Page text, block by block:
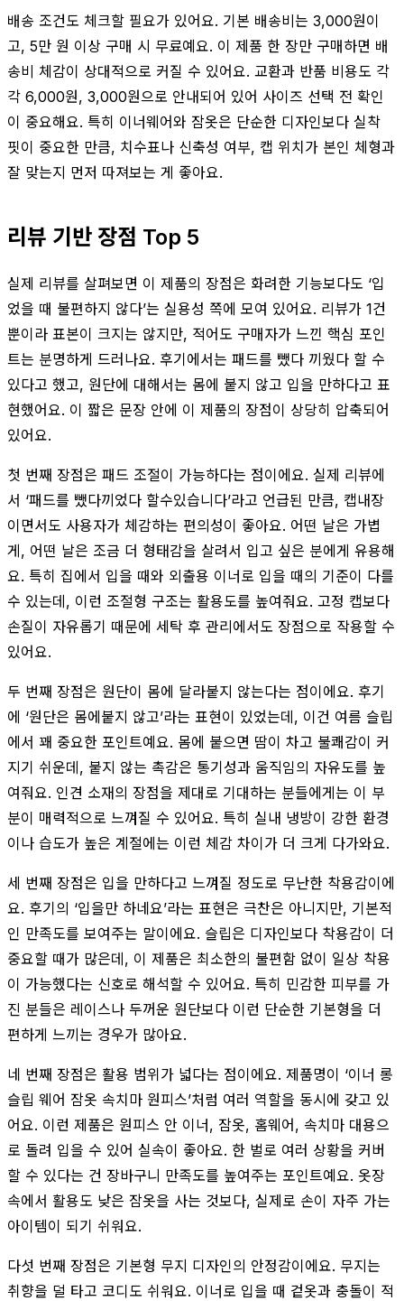
배송 조건도 체크할 필요가 있어요. 기본 배송비는 3,000원이
고, 5만 원 이상 구매 시 무료예요. 이 제품 한 장만 구매하면 배
송비 체감이 상대적으로 커질 수 있어요. 교환과 반품 비용도 각
각 6,000원, 3,000원으로 안내되어 있어 사이즈 선택 전 확인
이 중요해요. 특히 이너웨어와 잠옷은 단순한 디자인보다 실착
핏이 중요한 만큼, 치수표나 신축성 여부, 캡 위치가 본인 체형과
잘 맞는지 먼저 따져보는 게 좋아요.
리뷰 기반 장점 Top 5
실제 리뷰를 살펴보면 이 제품의 장점은 화려한 기능보다도 ‘입
었을 때 불편하지 않다’는 실용성 쪽에 모여 있어요. 리뷰가 1건
뿐이라 표본이 크지는 않지만, 적어도 구매자가 느낀 핵심 포인
트는 분명하게 드러나요. 후기에서는 패드를 뺐다 끼웠다 할 수
있다고 했고, 원단에 대해서는 몸에 붙지 않고 입을 만하다고 표
현했어요. 이 짧은 문장 안에 이 제품의 장점이 상당히 압축되어
있어요.
첫 번째 장점은 패드 조절이 가능하다는 점이에요. 실제 리뷰에
서 ‘패드를 뺐다끼었다 할수있습니다’라고 언급된 만큼, 캡내장
이면서도 사용자가 체감하는 편의성이 좋아요. 어떤 날은 가볍
게, 어떤 날은 조금 더 형태감을 살려서 입고 싶은 분에게 유용해
요. 특히 집에서 입을 때와 외출용 이너로 입을 때의 기준이 다를
수 있는데, 이런 조절형 구조는 활용도를 높여줘요. 고정 캡보다
손질이 자유롭기 때문에 세탁 후 관리에서도 장점으로 작용할 수
있어요.
두 번째 장점은 원단이 몸에 달라붙지 않는다는 점이에요. 후기
에 ‘원단은 몸에붙지 않고’라는 표현이 있었는데, 이건 여름 슬립
에서 꽤 중요한 포인트예요. 몸에 붙으면 땀이 차고 불쾌감이 커
지기 쉬운데, 붙지 않는 촉감은 통기성과 움직임의 자유도를 높
여줘요. 인견 소재의 장점을 제대로 기대하는 분들에게는 이 부
분이 매력적으로 느껴질 수 있어요. 특히 실내 냉방이 강한 환경
이나 습도가 높은 계절에는 이런 체감 차이가 더 크게 다가와요.
세 번째 장점은 입을 만하다고 느껴질 정도로 무난한 착용감이에
요. 후기의 ‘입을만 하네요’라는 표현은 극찬은 아니지만, 기본적
인 만족도를 보여주는 말이에요. 슬립은 디자인보다 착용감이 더
중요할 때가 많은데, 이 제품은 최소한의 불편함 없이 일상 착용
이 가능했다는 신호로 해석할 수 있어요. 특히 민감한 피부를 가
진 분들은 레이스나 두꺼운 원단보다 이런 단순한 기본형을 더
편하게 느끼는 경우가 많아요.
네 번째 장점은 활용 범위가 넓다는 점이에요. 제품명이 ‘이너 롱
슬립 웨어 잠옷 속치마 원피스’처럼 여러 역할을 동시에 갖고 있
어요. 이런 제품은 원피스 안 이너, 잠옷, 홈웨어, 속치마 대용으
로 돌려 입을 수 있어 실속이 좋아요. 한 벌로 여러 상황을 커버
할 수 있다는 건 장바구니 만족도를 높여주는 포인트예요. 옷장
속에서 활용도 낮은 잠옷을 사는 것보다, 실제로 손이 자주 가는
아이템이 되기 쉬워요.
다섯 번째 장점은 기본형 무지 디자인의 안정감이에요. 무지는
취향을 덜 타고 코디도 쉬워요. 이너로 입을 때 겉옷과 충돌이 적